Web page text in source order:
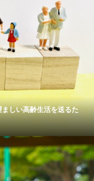
しい高齢生活を送るた